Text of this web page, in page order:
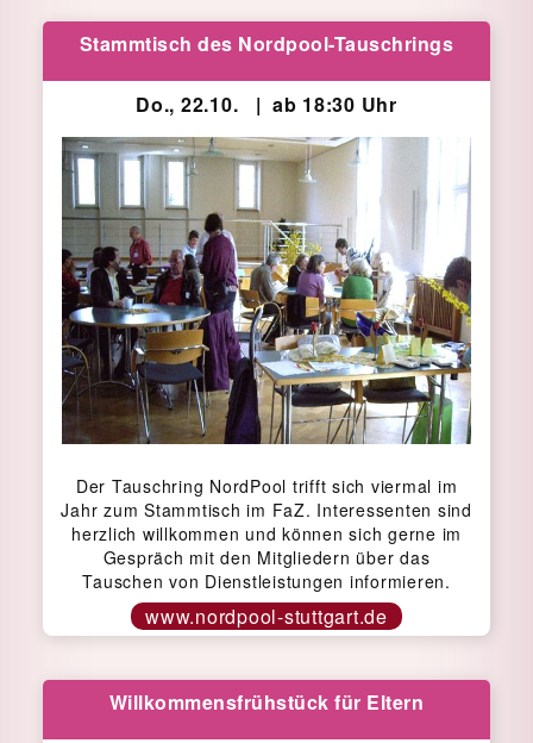
Stammtisch des Nordpool-Tauschrings
Do., 22.10. | ab 18:30 Uhr
Der Tauschring NordPool trifft sich viermal im
Jahr zum Stammtisch im FaZ. Interessenten sind
herzlich willkommen und können sich gerne im
Gespräch mit den Mitgliedern über das
Tauschen von Dienstleistungen informieren.
www.nordpool-stuttgart.de
Willkommensfrühstück für Eltern